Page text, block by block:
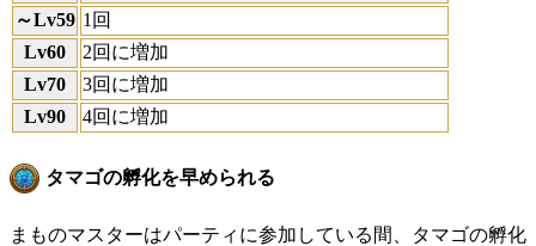
～Lv59 1回
Lv60
2回に増加
Lv70
3回に増加
Lv90
4回に増加
タマゴの孵化を早められる
まものマスターはパーティに参加している間、タマゴの孵化